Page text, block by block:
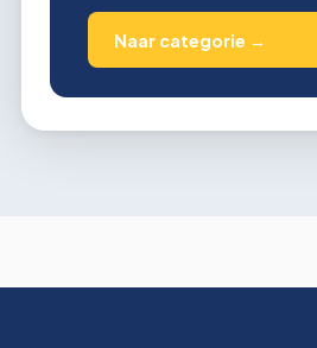
Naar categorie →